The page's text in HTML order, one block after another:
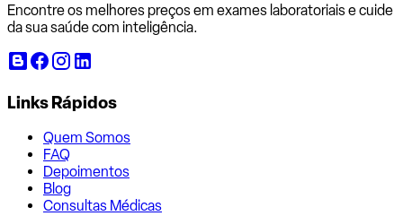
Encontre os melhores preços em exames laboratoriais e cuide
da sua saúde com inteligência.
Links Rápidos
Quem Somos
FAQ
Depoimentos
Blog
Consultas Médicas